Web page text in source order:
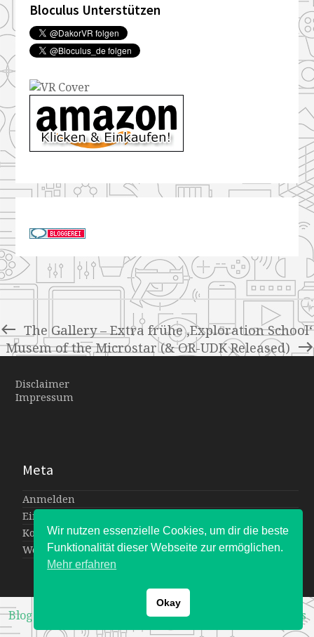
Bloculus Unterstützen
The Gallery – Extra frühe ‚Exploration School‘
Musem of the Microstar (& OR-UDK Released)
Disclaimer
Impressum
Meta
Anmelden
Eintrags-Feed
Kommentar-Feed
WordPress.org
Blogger Theme WPExplorerPowered by WordPress
Wir nutzen essenzielle Cookies, um dir die beste
Funktionalität dieser Webseite zur ermöglichen.
Mehr erfahren
Okay